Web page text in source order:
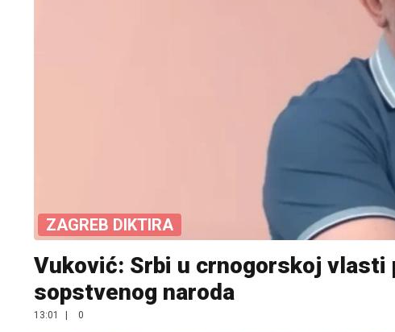
ZAGREB DIKTIRA
Vuković: Srbi u crnogorskoj
sopstvenog naroda
13:01 | 0